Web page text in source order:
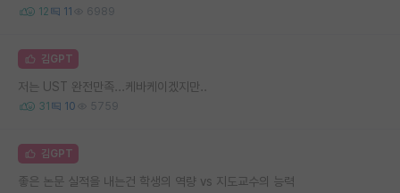
12 11 6989
김GPT
저는 UST 완전만족...케바케이겠지만..
31 10 5759
김GPT
좋은 논문 실적을 내는건 학생의 역량 vs 지도교수의 능력